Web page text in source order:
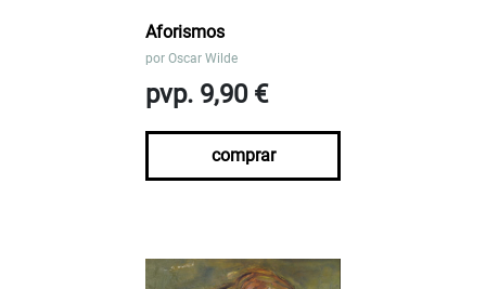
Aforismos
por Oscar Wilde
pvp. 9,90 €
comprar